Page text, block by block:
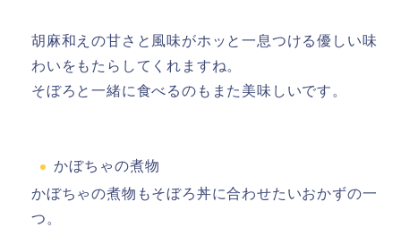
胡麻和えの甘さと風味がホッと一息つける優しい味
わいをもたらしてくれますね。
そぼろと一緒に食べるのもまた美味しいです。
かぼちゃの煮物
かぼちゃの煮物もそぼろ丼に合わせたいおかずの一
つ。